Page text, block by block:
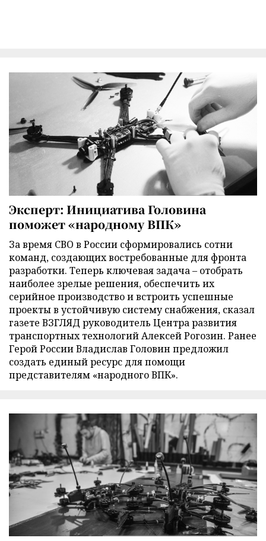
Эксперт: Инициатива Головина
поможет «народному ВПК»
За время СВО в России сформировались сотни
команд, создающих востребованные для фронта
разработки. Теперь ключевая задача – отобрать
наиболее зрелые решения, обеспечить их
серийное производство и встроить успешные
проекты в устойчивую систему снабжения, сказал
газете ВЗГЛЯД руководитель Центра развития
транспортных технологий Алексей Рогозин. Ранее
Герой России Владислав Головин предложил
создать единый ресурс для помощи
представителям «народного ВПК».